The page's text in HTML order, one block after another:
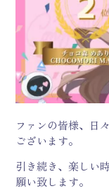
ファンの皆様、日
ございます。
引き続き、楽しい
願い致します。